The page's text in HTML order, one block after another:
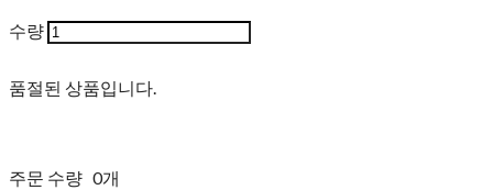
수량
품절된 상품입니다.
주문 수량 0개